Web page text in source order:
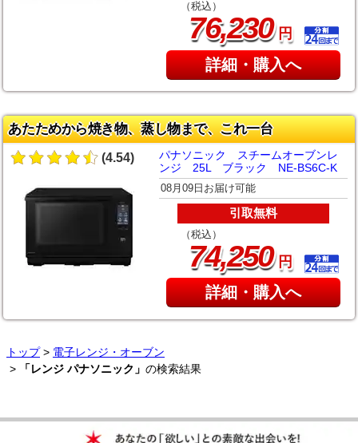
（税込）
76,230円
詳細・購入へ
あたためから焼き物、蒸し物まで、これ一台
(4.54)
パナソニック スチームオーブンレ
ンジ 25L ブラック NE-BS6C-K
08月09日お届け可能
引取無料
（税込）
74,250円
詳細・購入へ
トップ> 電子レンジ・オーブン
>
「レンジ パナソニック」 の検索結果